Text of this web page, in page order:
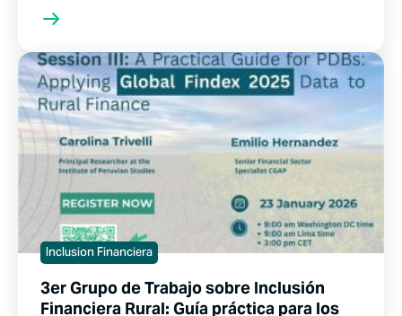
Inclusion Financiera
3er Grupo de Trabajo sobre Inclusión
Financiera Rural: Guía práctica para los